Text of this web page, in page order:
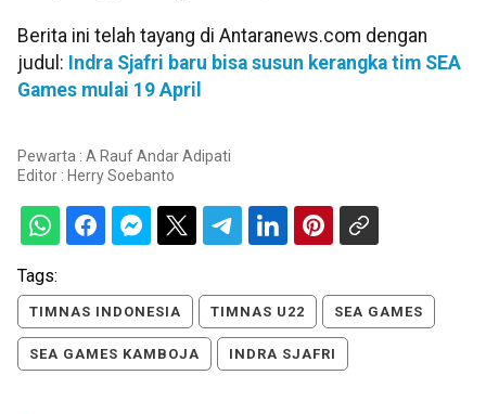
Berita ini telah tayang di Antaranews.com dengan
judul: Indra Sjafri baru bisa susun kerangka tim SEA
Games mulai 19 April
Pewarta : A Rauf Andar Adipati
Editor : Herry Soebanto
Tags:
TIMNAS INDONESIA TIMNAS U22 SEA GAMES
SEA GAMES KAMBOJA INDRA SJAFRI